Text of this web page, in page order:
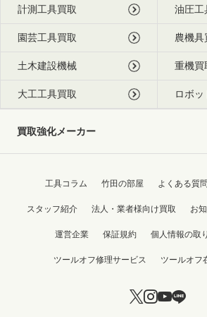
計測工具買取 油圧工
園芸工具買取 農機具
土木建設機械 重機買
大工工具買取 ロボッ
買取強化メーカー
工具コラム 竹田の部屋 よくある質問
スタッフ紹介 法人・業者様向け買取 お
運営企業 保証規約 個人情報の取
ツールオフ修理サービス ツールオフ